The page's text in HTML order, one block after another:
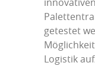
getestet
Logistik